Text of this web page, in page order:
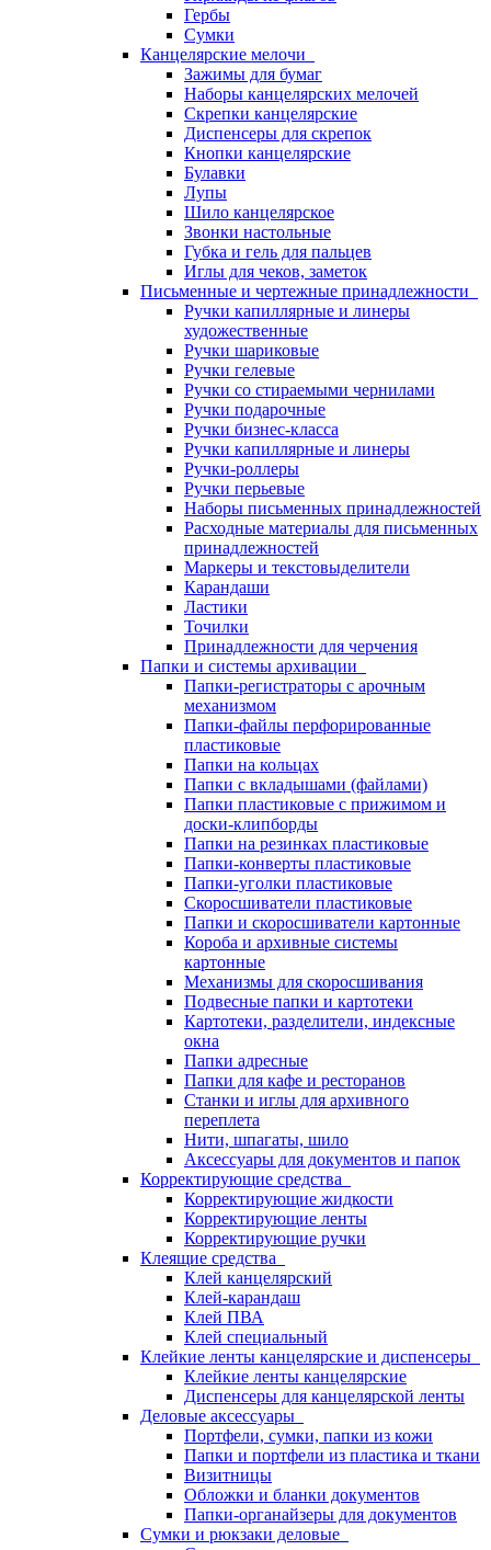
Гербы
Сумки
Канцелярские мелочи
Зажимы для бумаг
Наборы канцелярских мелочей
Скрепки канцелярские
Диспенсеры для скрепок
Кнопки канцелярские
Булавки
Лупы
Шило канцелярское
Звонки настольные
Губка и гель для пальцев
Иглы для чеков, заметок
Письменные и чертежные принадлежности
Ручки капиллярные и линеры
художественные
Ручки шариковые
Ручки гелевые
Ручки со стираемыми чернилами
Ручки подарочные
Ручки бизнес-класса
Ручки капиллярные и линеры
Ручки-роллеры
Ручки перьевые
Наборы письменных принадлежностей
Расходные материалы для письменных
принадлежностей
Маркеры и текстовыделители
Карандаши
Ластики
Точилки
Принадлежности для черчения
Папки и системы архивации
Папки-регистраторы с арочным
механизмом
Папки-файлы перфорированные
пластиковые
Папки на кольцах
Папки с вкладышами (файлами)
Папки пластиковые с прижимом и
доски-клипборды
Папки на резинках пластиковые
Папки-конверты пластиковые
Папки-уголки пластиковые
Скоросшиватели пластиковые
Папки и скоросшиватели картонные
Короба и архивные системы
картонные
Механизмы для скоросшивания
Подвесные папки и картотеки
Картотеки, разделители, индексные
окна
Папки адресные
Папки для кафе и ресторанов
Станки и иглы для архивного
переплета
Нити, шпагаты, шило
Аксессуары для документов и папок
Корректирующие средства
Корректирующие жидкости
Корректирующие ленты
Корректирующие ручки
Клеящие средства
Клей канцелярский
Клей-карандаш
Клей ПВА
Клей специальный
Клейкие ленты канцелярские и диспенсеры
Клейкие ленты канцелярские
Диспенсеры для канцелярской ленты
Деловые аксессуары
Портфели, сумки, папки из кожи
Папки и портфели из пластика и ткани
Визитницы
Обложки и бланки документов
Папки-органайзеры для документов
Сумки и рюкзаки деловые